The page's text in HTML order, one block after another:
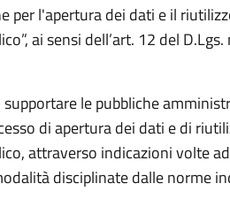
per l'apertura dei dati e il
ai sensi dell’art. 12 del D.Lgs.
le pubbliche
di apertura dei dati e di
attraverso indicazioni volte ad
disciplinate dalle norme